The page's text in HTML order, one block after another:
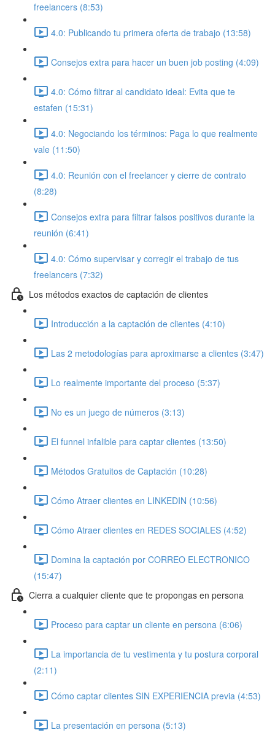
freelancers (8:53)
4.0: Publicando tu primera oferta de trabajo (13:58)
Consejos extra para hacer un buen job posting (4:09)
4.0: Cómo filtrar al candidato ideal: Evita que te
estafen (15:31)
4.0: Negociando los términos: Paga lo que realmente
vale (11:50)
4.0: Reunión con el freelancer y cierre de contrato
(8:28)
Consejos extra para filtrar falsos positivos durante la
reunión (6:41)
4.0: Cómo supervisar y corregir el trabajo de tus
freelancers (7:32)
Los métodos exactos de captación de clientes
Introducción a la captación de clientes (4:10)
Las 2 metodologías para aproximarse a clientes (3:47)
Lo realmente importante del proceso (5:37)
No es un juego de números (3:13)
El funnel infalible para captar clientes (13:50)
Métodos Gratuitos de Captación (10:28)
Cómo Atraer clientes en LINKEDIN (10:56)
Cómo Atraer clientes en REDES SOCIALES (4:52)
Domina la captación por CORREO ELECTRONICO
(15:47)
Cierra a cualquier cliente que te propongas en persona
Proceso para captar un cliente en persona (6:06)
La importancia de tu vestimenta y tu postura corporal
(2:11)
Cómo captar clientes SIN EXPERIENCIA previa (4:53)
La presentación en persona (5:13)